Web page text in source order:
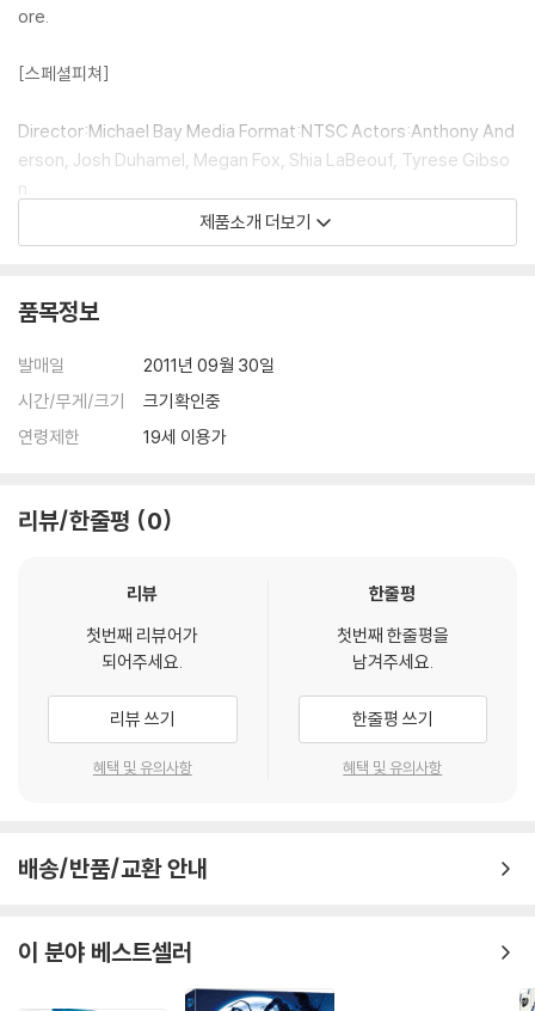
ore.
[스페셜피쳐]
Director:Michael Bay Media Format:NTSC Actors:Anthony And
erson, Josh Duhamel, Megan Fox, Shia LaBeouf, Tyrese Gibso
n
[부가정보]
국내 DVD가 아닌 수입 DVD로 지역코드가 1번인 제품입니다.
해외구매 제품이며 한글 자막이 없습니다.
DVD/ Blu-ray 구매시 참고 사항 안내드립니다.
이어를 사용하셔야 합니다. 더불어 플레이어 소프트웨어 최신 버전의 업데
2) 3D 블루레이는 전용 플레이어와 3D 지원 TV를 통해서만 재생 가능합
※ 아웃케이스/구성품/포장 상태
1) 제작/배송 과정에서 경미한 아웃케이스 주름, 모서리 눌림 및 갈라짐이
발생할 수 있습니다. 반품을 원하실 경우 미개봉 상태로 문의 부탁드립니
름 손상에 의한 교환/반품은 불가합니다.
5) 아웃케이스/구성품/포장 상태 불량에 의한 교환/반품 신청시 불량 확
인을 위해 개봉 시의 동영상을 요청할 수 있으며, 동영상이 없는 경우 교
제품소개 더보기
품목정보
발매일
2011년 09월 30일
시간/무게/크기
크기확인중
연령제한
19세 이용가
리뷰/한줄평 0
리뷰
첫번째 리뷰어가
되어주세요.
리뷰 쓰기
혜택 및 유의사항
한줄평
첫번째 한줄평을
남겨주세요.
한줄평 쓰기
혜택 및 유의사항
배송/반품/교환 안내
이 분야 베스트셀러